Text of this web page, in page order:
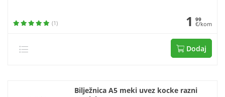
(1) 1 99
€/kom
Dodaj
Bilježnica A5 meki uvez kocke razni